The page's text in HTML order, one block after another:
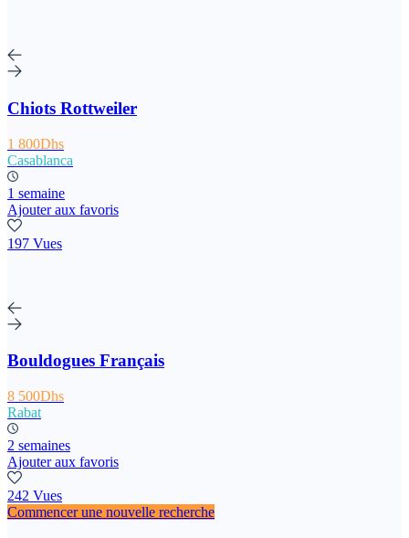
Chiots Rottweiler
1 800Dhs
Casablanca
1 semaine
Ajouter aux favoris
197 Vues
Bouldogues Français
8 500Dhs
Rabat
2 semaines
Ajouter aux favoris
242 Vues
Commencer une nouvelle recherche